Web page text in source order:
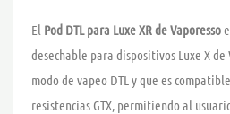
El Pod DTL para Luxe XR de Vaporesso
desechable para dispositivos Luxe X de
modo de vapeo DTL y que es
resistencias GTX, permitiendo al